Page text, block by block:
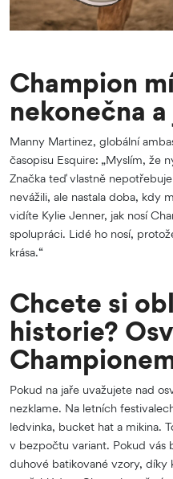
Champion
nekonečna
Manny Martinez, globální
časopisu Esquire: „Myslím, že
Značka teď vlastně
nevážili, ale nastala doba, kdy
vidíte Kylie Jenner, jak nosí
spolupráci. Lidé ho nosí,
krása.“
Chcete si
historie?
Pokud na jaře uvažujete nad
nezklame. Na letních
ledvinka, bucket hat a mikina.
v bezpočtu variant. Pokud vás
duhové batikované vzory, díky